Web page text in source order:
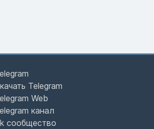
Telegram
Web
канал
сообщество